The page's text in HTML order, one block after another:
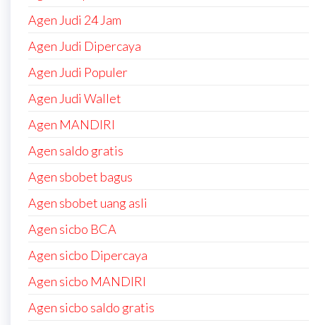
Agen Judi 24 Jam
Agen Judi Dipercaya
Agen Judi Populer
Agen Judi Wallet
Agen MANDIRI
Agen saldo gratis
Agen sbobet bagus
Agen sbobet uang asli
Agen sicbo BCA
Agen sicbo Dipercaya
Agen sicbo MANDIRI
Agen sicbo saldo gratis